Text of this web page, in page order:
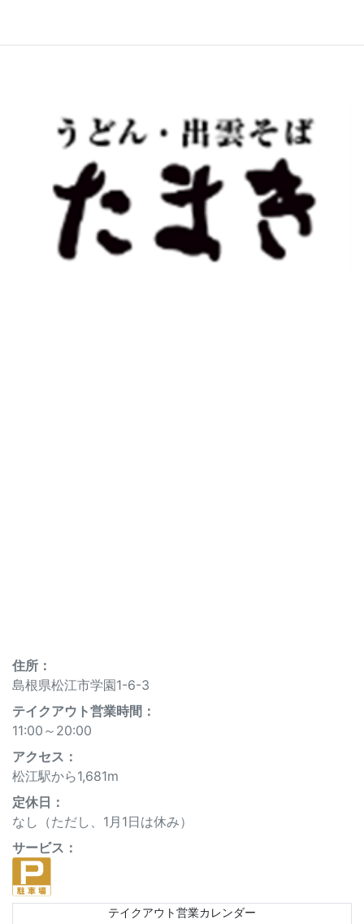
住所：
島根県松江市学園1-6-3
テイクアウト営業時間：
11:00～20:00
アクセス：
松江駅から1,681m
定休⽇：
なし（ただし、1月1日は休み）
サービス：
テイクアウト営業カレンダー